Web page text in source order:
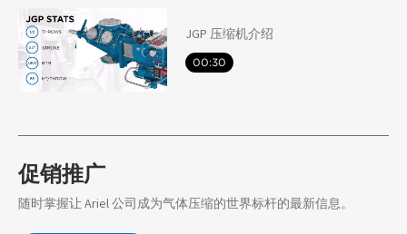
JGP 压缩机介绍
00:30
促销推广
随时掌握让 Ariel 公司成为气体压缩的世界标杆的最新信息。